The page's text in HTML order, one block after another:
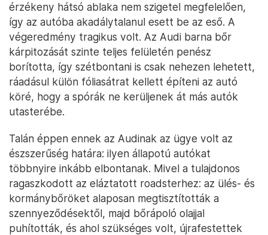
érzékeny hátsó ablaka nem szigetel megfelelően,
így az autóba akadálytalanul esett be az eső. A
végeredmény tragikus volt. Az Audi barna bőr
kárpitozását szinte teljes felületén penész
borította, így szétbontani is csak nehezen lehetett,
ráadásul külön fóliasátrat kellett építeni az autó
köré, hogy a spórák ne kerüljenek át más autók
utasterébe.
Talán éppen ennek az Audinak az ügye volt az
észszerűség határa: ilyen állapotú autókat
többnyire inkább elbontanak. Mivel a tulajdonos
ragaszkodott az eláztatott roadsterhez: az ülés- és
kormánybőröket alaposan megtisztították a
szennyeződésektől, majd bőrápoló olajjal
puhították, és ahol szükséges volt, újrafestettek